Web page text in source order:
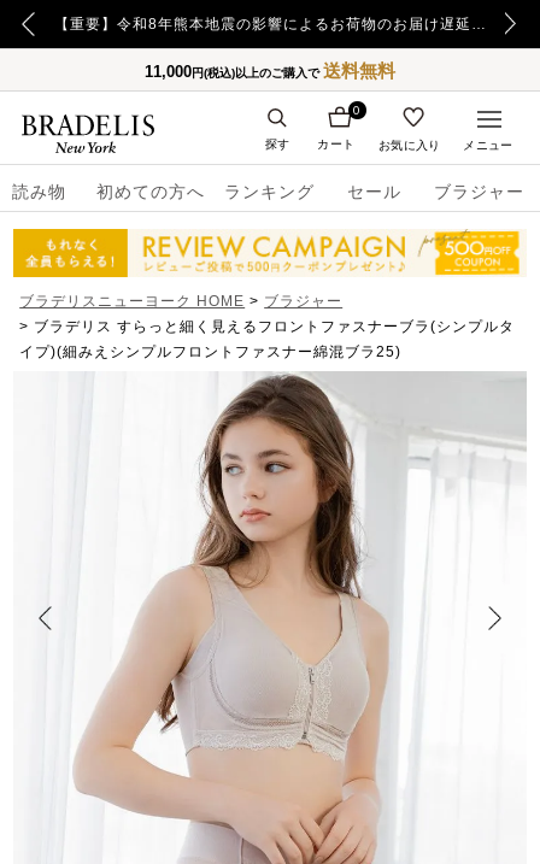
【重要】日本郵便の障害による配送への影響についてのお詫び 【重要】令和8年熊本地震の影響によるお荷物のお届け遅延について
11,000円(税込)以上のご購入で送料無料
読み物 初めての方へ ランキング セール ブラジャー
カート
0
お気に入り
探す メニュー
ブラデリスニューヨーク HOME
ブラジャー
ブラデリス すらっと細く見えるフロントファスナーブラ(シンプルタ
イプ)(細みえシンプルフロントファスナー綿混ブラ25)